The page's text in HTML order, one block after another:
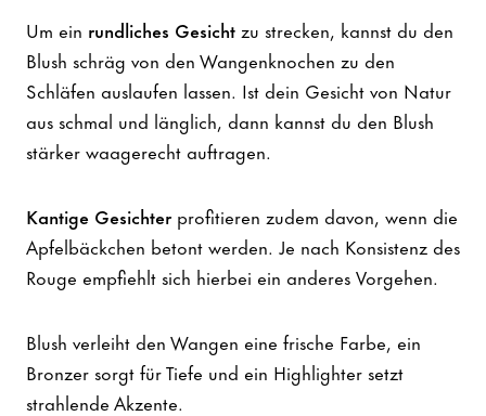
Um ein rundliches Gesichtzu strecken, kannst du den
Blush schräg von den Wangenknochen zu den
Schläfen auslaufen lassen. Ist dein Gesicht von Natur
aus schmal und länglich, dann kannst du den Blush
stärker waagerecht auftragen.
Kantige Gesichterprofitieren zudem davon, wenn die
Apfelbäckchen betont werden. Je nach Konsistenz des
Rouge empfiehlt sich hierbei ein anderes Vorgehen.
Blush verleiht den Wangen eine frische Farbe, ein
Bronzer sorgt für Tiefe und ein Highlighter setzt
strahlende Akzente.